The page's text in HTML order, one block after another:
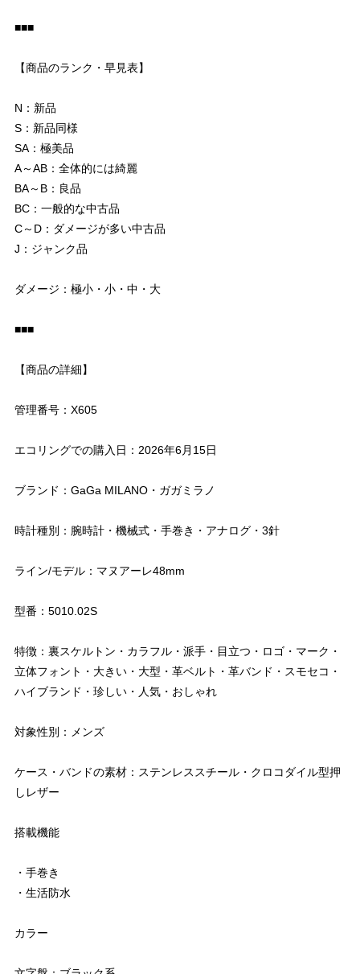
■■■
【商品のランク・早見表】
N：新品
S：新品同様
SA：極美品
A～AB：全体的には綺麗
BA～B：良品
BC：一般的な中古品
C～D：ダメージが多い中古品
J：ジャンク品
ダメージ：極小・小・中・大
■■■
【商品の詳細】
管理番号：X605
エコリングでの購入日：2026年6月15日
ブランド：GaGa MILANO・ガガミラノ
時計種別：腕時計・機械式・手巻き・アナログ・3針
ライン/モデル：マヌアーレ48mm
型番：5010.02S
特徴：裏スケルトン・カラフル・派手・目立つ・ロゴ・マーク・
立体フォント・大きい・大型・革ベルト・革バンド・スモセコ・
ハイブランド・珍しい・人気・おしゃれ
対象性別：メンズ
ケース・バンドの素材：ステンレススチール・クロコダイル型押
しレザー
搭載機能
・手巻き
・生活防水
カラー